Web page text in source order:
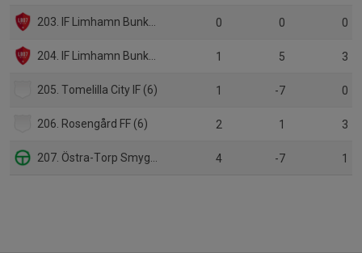
203. IF Limhamn Bunkeflo (div 3) 0 0 0
204. IF Limhamn Bunkeflo (P17 Div 1) 1 5 3
205. Tomelilla City IF (6) 1 -7 0
206. Rosengård FF (6) 2 1 3
207. Östra-Torp Smygehuk FF (5) 4 -7 1